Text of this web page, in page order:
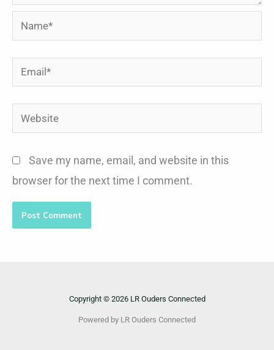
Name*
Email*
Website
Save my name, email, and website in this
browser for the next time I comment.
Copyright © 2026 LR Ouders Connected
Powered by LR Ouders Connected